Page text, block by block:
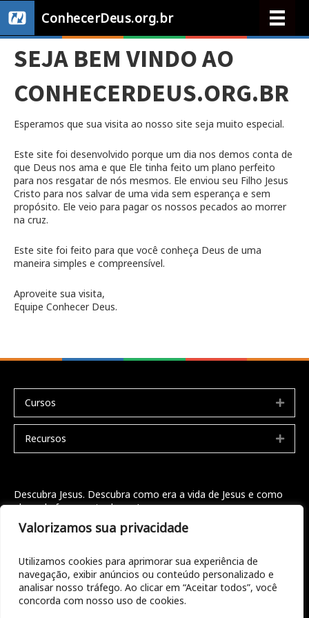
Valorizamos sua privacidade
Utilizamos cookies para aprimorar sua experiência de
navegação, exibir anúncios ou conteúdo personalizado e
analisar nosso tráfego. Ao clicar em “Aceitar todos”, você
concorda com nosso uso de cookies.
ConhecerDeus.org.br
SEJA BEM VINDO AO
CONHECERDEUS.ORG.BR
Esperamos que sua visita ao nosso site seja muito especial.
Este site foi desenvolvido porque um dia nos demos conta de
que Deus nos ama e que Ele tinha feito um plano perfeito
para nos resgatar de nós mesmos. Ele enviou seu Filho Jesus
Cristo para nos salvar de uma vida sem esperança e sem
propósito. Ele veio para pagar os nossos pecados ao morrer
na cruz.
Este site foi feito para que você conheça Deus de uma
maneira simples e compreensível.
Aproveite sua visita,
Equipe Conhecer Deus.
Cursos
Recursos
Descubra Jesus. Descubra como era a vida de Jesus e como
ele pode fazer parte da sua!
Doações
Entre em contato